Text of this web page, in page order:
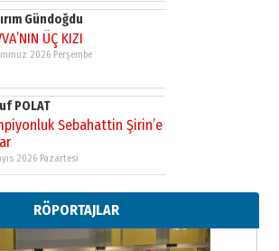
Gündoğdu
ÜÇ KIZI
2026 Perşembe
POLAT
Sebahattin Şirin’e
2026 Pazartesi
Yeri
RÖPORTAJLAR